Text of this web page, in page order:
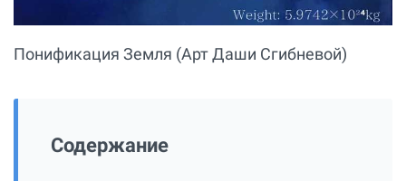
Понификация Земля (Арт Даши Сгибневой)
Содержание